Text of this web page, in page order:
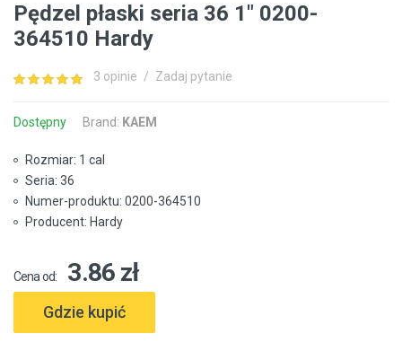
Pędzel płaski seria 36 1" 0200-
364510 Hardy
3 opinie / Zadaj pytanie
Dostępny Brand: KAEM
Rozmiar: 1 cal
Seria: 36
Numer-produktu: 0200-364510
Producent: Hardy
Cena od: 3.86 zł
Gdzie kupić